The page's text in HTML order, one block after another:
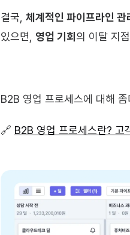
결국, 체계적인 파이프라인 관
있으면, 영업 기회 의 이탈 지
B2B 영업 프로세스에 대해
🔗 B2B 영업 프로세스란?